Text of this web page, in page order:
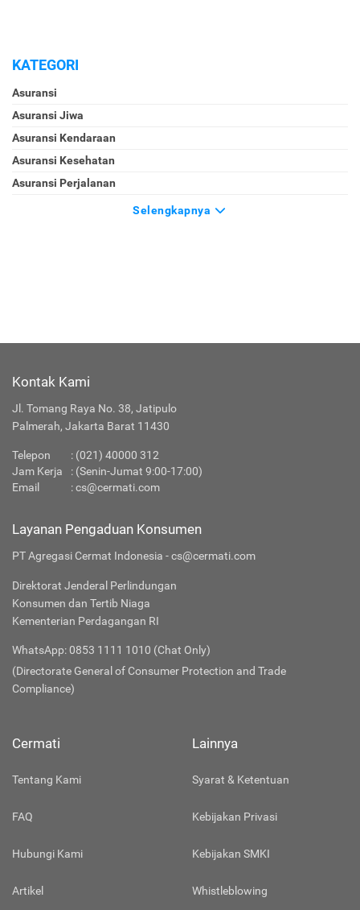
KATEGORI
Asuransi
Asuransi Jiwa
Asuransi Kendaraan
Asuransi Kesehatan
Asuransi Perjalanan
Selengkapnya
Kontak Kami
Jl. Tomang Raya No. 38, Jatipulo
Palmerah, Jakarta Barat 11430
Telepon : (021) 40000 312
Jam Kerja
: (Senin-Jumat 9:00-17:00)
Email
:cs@cermati.com
Layanan Pengaduan Konsumen
PT Agregasi Cermat Indonesia - cs@cermati.com
Direktorat Jenderal Perlindungan
Konsumen dan Tertib Niaga
Kementerian Perdagangan RI
WhatsApp: 0853 1111 1010 (Chat Only)
(Directorate General of Consumer Protection and Trade
Compliance)
Cermati
Tentang Kami
FAQ
Hubungi Kami
Artikel
Lainnya
Syarat & Ketentuan
Kebijakan Privasi
Kebijakan SMKI
Whistleblowing